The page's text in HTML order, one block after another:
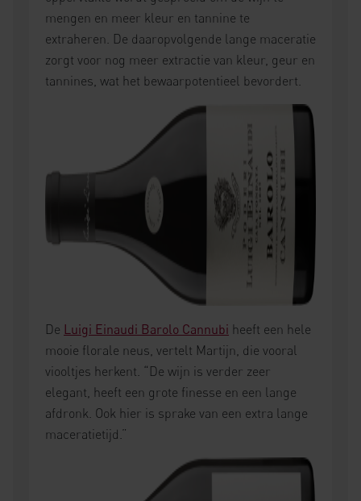
mengen en meer kleur en tannine te
extraheren. De daaropvolgende lange maceratie
zorgt voor nog meer extractie van kleur, geur en
tannines, wat het bewaarpotentieel bevordert.
De Luigi Einaudi Barolo Cannubi heeft een hele
mooie florale neus, vertelt Martijn, die vooral
viooltjes herkent. “De wijn is verder zeer
elegant, heeft een grote finesse en een lange
afdronk. Ook hier is sprake van een extra lange
maceratietijd.”